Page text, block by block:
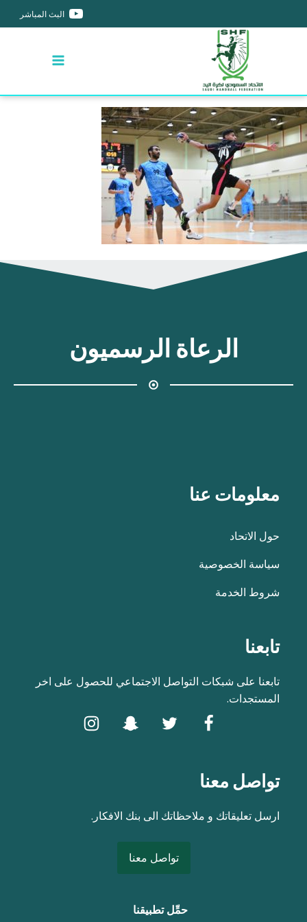
البث المباشر
الرعاة الرسميون
معلومات عنا
حول الاتحاد
سياسة الخصوصية
شروط الخدمة
تابعنا
تابعنا على شبكات التواصل الاجتماعي للحصول على اخر
المستجدات.
تواصل معنا
ارسل تعليقاتك و ملاحظاتك الى بنك الافكار.
تواصل معنا
حمِّل تطبيقنا